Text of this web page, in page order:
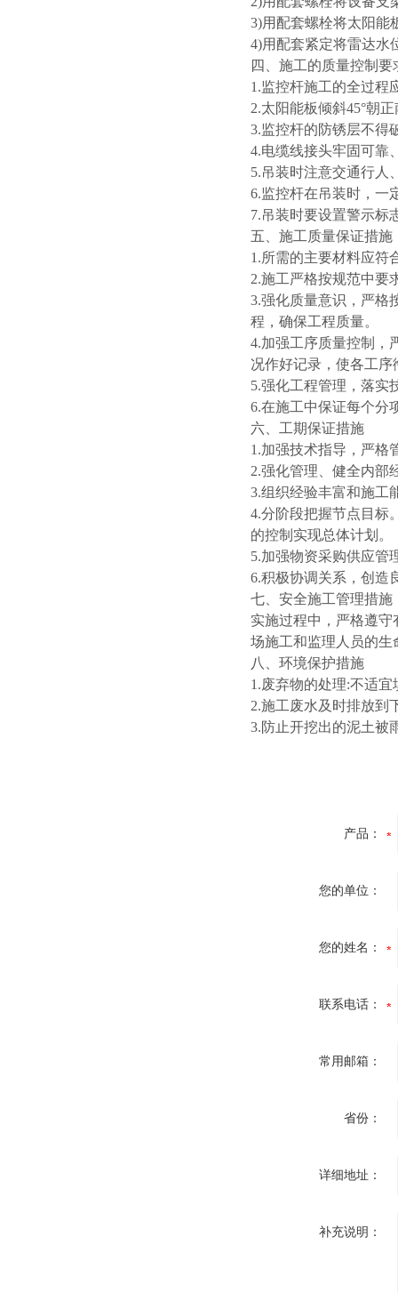
3)用配套螺栓将太阳能
4)用配套紧定将雷达水
四、施工的质量控制
1.监控杆施工的全过程
2.太阳能板倾斜45°朝
3.监控杆的防锈层不得
4.电缆线接头牢固可靠
5.吊装时注意交通行人
6.监控杆在吊装时，一
7.吊装时要设置警示标
五、施工质量保证措施
1.所需的主要材料应符
2.施工严格按规范中要
3.强化质量意识，严格
程，确保工程质量。
4.加强工序质量控制，
况作好记录，使各工
5.强化工程管理，落实
6.在施工中保证每个分
六、工期保证措施
1.加强技术指导，严格
2.强化管理、健全内部
3.组织经验丰富和施工
4.分阶段把握节点目标
的控制实现总体计划。
5.加强物资采购供应管
6.积极协调关系，创造
七、安全施工管理措施
实施过程中，严格遵
场施工和监理人员的生
八、环境保护措施
1.废弃物的处理:不适
2.施工废水及时排放到
3.防止开挖出的泥土被
产品：
您的单位：
您的姓名：
联系电话：
常用邮箱：
省份：
详细地址：
补充说明：